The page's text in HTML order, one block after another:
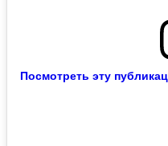
Посмотреть эту